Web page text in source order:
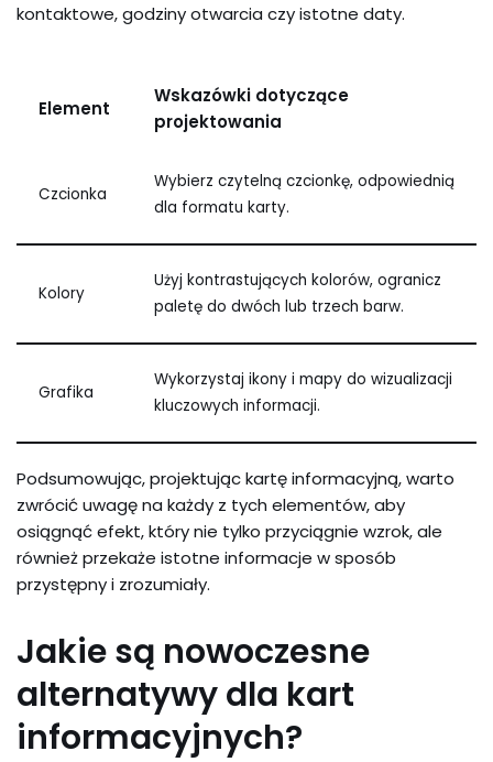
kontaktowe, godziny otwarcia czy istotne daty.
Element
Wskazówki dotyczące
projektowania
Czcionka
Wybierz czytelną czcionkę, odpowiednią
dla formatu karty.
Kolory
Użyj kontrastujących kolorów, ogranicz
paletę do dwóch lub trzech barw.
Grafika
Wykorzystaj ikony i mapy do wizualizacji
kluczowych informacji.
Podsumowując, projektując kartę informacyjną, warto
zwrócić uwagę na każdy z tych elementów, aby
osiągnąć efekt, który nie tylko przyciągnie wzrok, ale
również przekaże istotne informacje w sposób
przystępny i zrozumiały.
Jakie są nowoczesne
alternatywy dla kart
informacyjnych?